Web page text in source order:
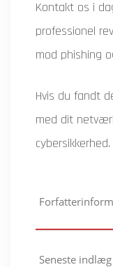
Kontakt os i
professionel
mod phishing
Hvis du fandt
med dit
cybersikkerhed.
Seneste indlæg